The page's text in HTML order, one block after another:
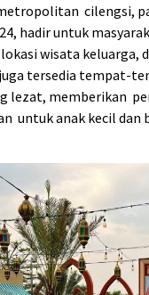
cilengsi,
hadir untuk
wisata keluarga,
tersedia tempat-
lezat, memberikan
untuk anak kecil dan